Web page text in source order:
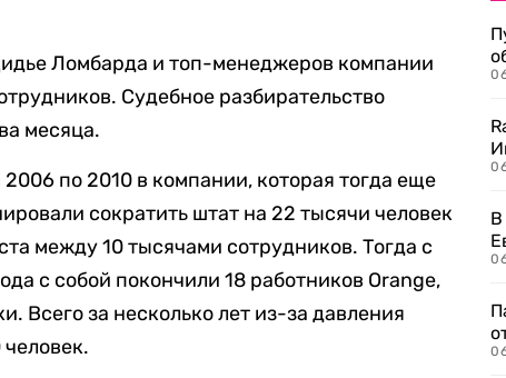
Ломбарда и топ-менеджеров компании
Судебное разбирательство
месяца.
по 2010 в компании, которая тогда еще
сократить штат на 22 тысячи человек
между 10 тысячами сотрудников. Тогда с
с собой покончили 18 работников Orange,
Всего за несколько лет из-за давления
В